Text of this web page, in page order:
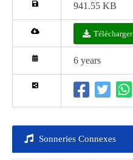
941.55 KB
Télécharger
6 years
Sonneries Connexes